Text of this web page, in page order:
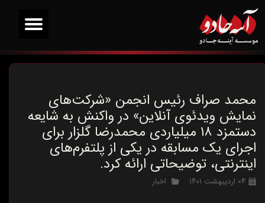
محمد صراف رئیس انجمن «شرکت‌های
نمایش ویدئوی آنلاین» در واکنش به شایعه
دستمزد ۱۸ میلیاردی محمدرضا گلزار برای
اجرای یک مسابقه در یکی از پلتفرم‌های
اینترنتی، توضیحاتی ارائه کرد.
۰۴ اردیبهشت ۱۴۰۱ اخبار